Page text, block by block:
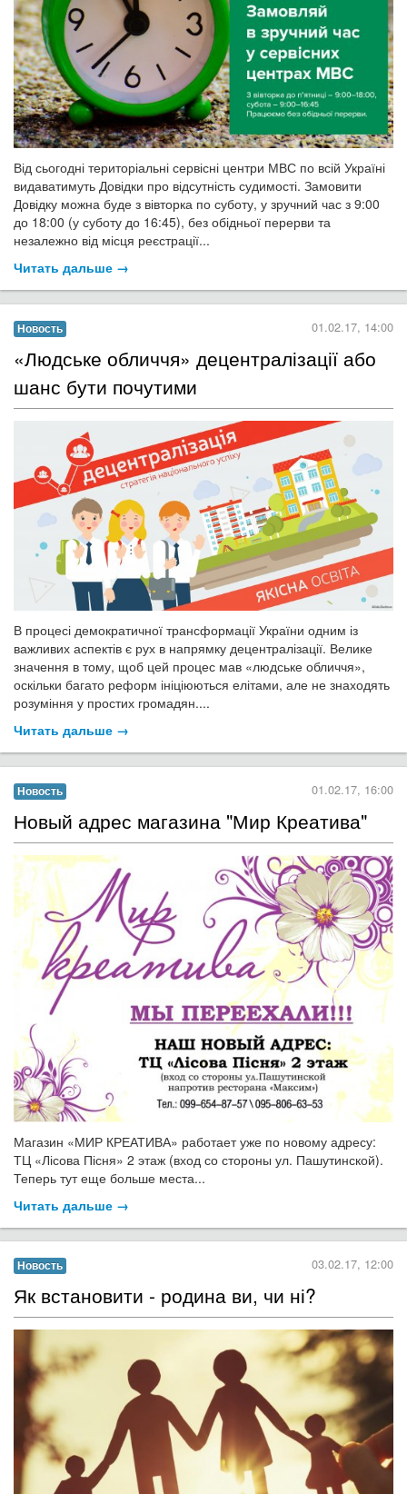
Від сьогодні територіальні сервісні центри МВС по всій Україні
видаватимуть Довідки про відсутність судимості. Замовити
Довідку можна буде з вівторка по суботу, у зручний час з 9:00
до 18:00 (у суботу до 16:45), без обідньої перерви та
незалежно від місця реєстрації...
Читать дальше →
Новость 01.02.17, 14:00
«Людське обличчя» децентралізації або
шанс бути почутими
В процесі демократичної трансформації України одним із
важливих аспектів є рух в напрямку децентралізації. Велике
значення в тому, щоб цей процес мав «людське обличчя»,
оскільки багато реформ ініціюються елітами, але не знаходять
розуміння у простих громадян....
Читать дальше →
Новость 01.02.17, 16:00
Новый адрес магазина "Мир Креатива"
Магазин «МИР КРЕАТИВА» работает уже по новому адресу:
ТЦ «Лісова Пісня» 2 этаж (вход со стороны ул. Пашутинской).
Теперь тут еще больше места...
Читать дальше →
Новость 03.02.17, 12:00
Як встановити - родина ви, чи ні?